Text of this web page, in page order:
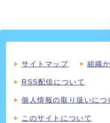
サイトマップ 組織
RSS配信について
個人情報の取り扱いにつ
このサイトについて